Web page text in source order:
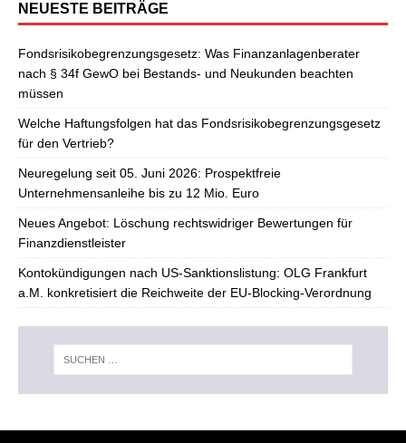
NEUESTE BEITRÄGE
Fondsrisikobegrenzungsgesetz: Was Finanzanlagenberater
nach § 34f GewO bei Bestands- und Neukunden beachten
müssen
Welche Haftungsfolgen hat das Fondsrisikobegrenzungsgesetz
für den Vertrieb?
Neuregelung seit 05. Juni 2026: Prospektfreie
Unternehmensanleihe bis zu 12 Mio. Euro
Neues Angebot: Löschung rechtswidriger Bewertungen für
Finanzdienstleister
Kontokündigungen nach US-Sanktionslistung: OLG Frankfurt
a.M. konkretisiert die Reichweite der EU-Blocking-Verordnung